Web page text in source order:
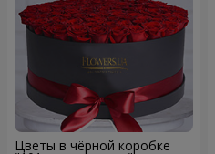
Цветы в чёрной коробке